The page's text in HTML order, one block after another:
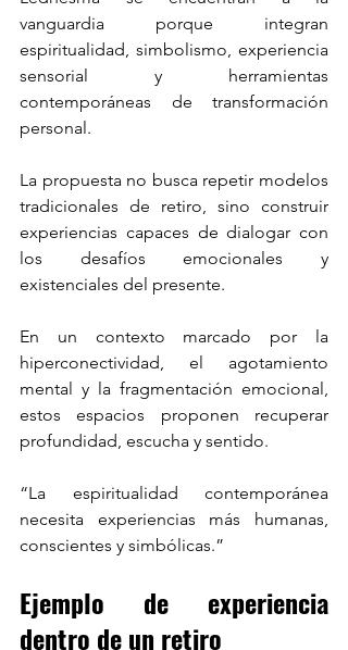
vanguardia porque integran
espiritualidad, simbolismo, experiencia
sensorial y herramientas
contemporáneas de transformación
personal.
La propuesta no busca repetir modelos
tradicionales de retiro, sino construir
experiencias capaces de dialogar con
los desafíos emocionales y
existenciales del presente.
En un contexto marcado por la
hiperconectividad, el agotamiento
mental y la fragmentación emocional,
estos espacios proponen recuperar
profundidad, escucha y sentido.
“La espiritualidad contemporánea
necesita experiencias más humanas,
conscientes y simbólicas.”
Ejemplo de experiencia
dentro de un retiro